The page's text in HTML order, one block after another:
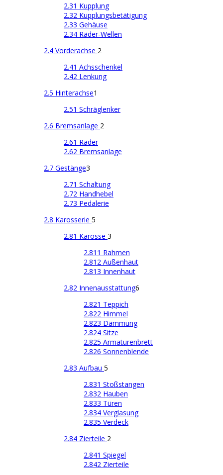
2.31 Kupplung
2.32 Kupplungsbetätigung
2.33 Gehäuse
2.34 Räder-Wellen
2.4 Vorderachse 2
2.41 Achsschenkel
2.42 Lenkung
2.5 Hinterachse1
2.51 Schräglenker
2.6 Bremsanlage 2
2.61 Räder
2.62 Bremsanlage
2.7 Gestänge3
2.71 Schaltung
2.72 Handhebel
2.73 Pedalerie
2.8 Karosserie 5
2.81 Karosse 3
2.811 Rahmen
2.812 Außenhaut
2.813 Innenhaut
2.82 Innenausstattung6
2.821 Teppich
2.822 Himmel
2.823 Dämmung
2.824 Sitze
2.825 Armaturenbrett
2.826 Sonnenblende
2.83 Aufbau 5
2.831 Stoßstangen
2.832 Hauben
2.833 Türen
2.834 Verglasung
2.835 Verdeck
2.84 Zierteile 2
2.841 Spiegel
2.842 Zierteile